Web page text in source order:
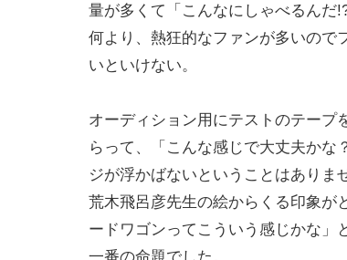
量が多くて「こんなにしゃべるんだ
何より、熱狂的なファンが多いので
いといけない。
オーディション用にテストのテープ
らって、「こんな感じで大丈夫か
ジが浮かばないということはありま
荒木飛呂彦先生の絵からくる印象が
ードワゴンってこういう感じかな」